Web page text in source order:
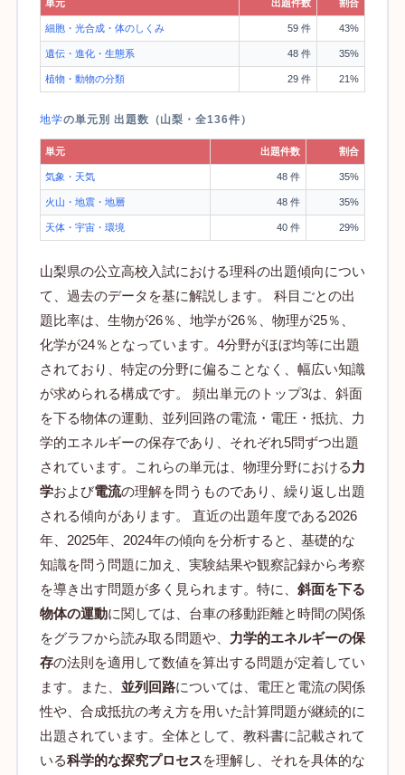
単元 出題件数 割合
細胞・光合成・体のしくみ 59 件 43%
遺伝・進化・生態系 48 件 35%
植物・動物の分類 29 件 21%
地学の単元別 出題数（山梨・全136件）
単元 出題件数 割合
気象・天気 48 件 35%
火山・地震・地層 48 件 35%
天体・宇宙・環境 40 件 29%
山梨県の公立高校入試における理科の出題傾向につい
て、過去のデータを基に解説します。 科目ごとの出
題比率は、生物が26％、地学が26％、物理が25％、
化学が24％となっています。4分野がほぼ均等に出題
されており、特定の分野に偏ることなく、幅広い知識
が求められる構成です。 頻出単元のトップ3は、斜面
を下る物体の運動、並列回路の電流・電圧・抵抗、力
学的エネルギーの保存であり、それぞれ5問ずつ出題
されています。これらの単元は、物理分野における力
学および電流の理解を問うものであり、繰り返し出題
される傾向があります。 直近の出題年度である2026
年、2025年、2024年の傾向を分析すると、基礎的な
知識を問う問題に加え、実験結果や観察記録から考察
を導き出す問題が多く見られます。特に、 斜面を下る
物体の運動に関しては、台車の移動距離と時間の関係
をグラフから読み取る問題や、 力学的エネルギーの保
存の法則を適用して数値を算出する問題が定着してい
ます。また、 並列回路については、電圧と電流の関係
性や、合成抵抗の考え方を用いた計算問題が継続的に
出題されています。全体として、教科書に記載されて
いる科学的な探究プロセスを理解し、それを具体的な